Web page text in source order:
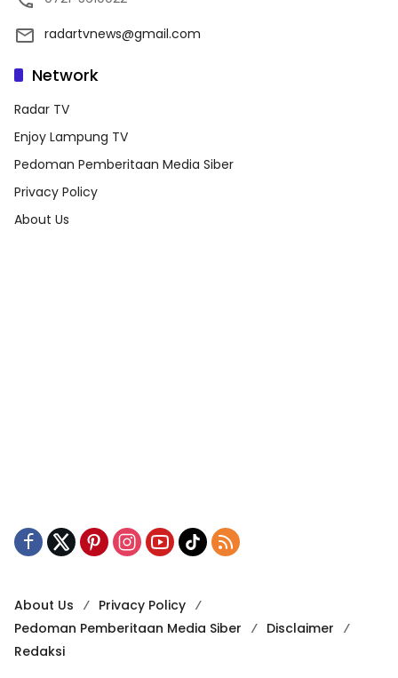
radartvnews@gmail.com
Network
Radar TV
Enjoy Lampung TV
Pedoman Pemberitaan Media Siber
Privacy Policy
About Us
About Us
Privacy Policy
Pedoman Pemberitaan Media Siber
Disclaimer
Redaksi